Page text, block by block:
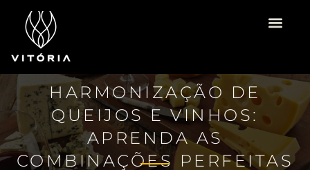
conteúdo
HARMONIZAÇÃO DE
QUEIJOS E VINHOS:
APRENDA AS
COMBINAÇÕES PERFEITAS